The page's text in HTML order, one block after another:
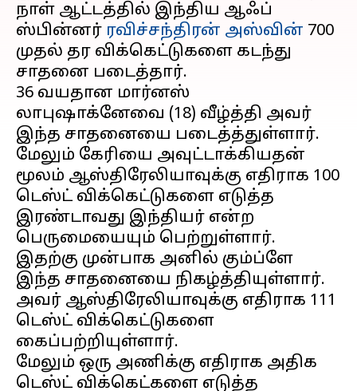
நாள் ஆட்டத்தில் இந்திய ஆஃப்
ஸ்பின்னர் ரவிச்சந்திரன் அஸ்வின் 700
முதல் தர விக்கெட்டுகளை கடந்து
சாதனை படைத்தார்.
36 வயதான மார்னஸ்
லாபுஷாக்னேவை (18) வீழ்த்தி அவர்
இந்த சாதனையை படைத்த்துள்ளார்.
மேலும் கேரியை அவுட்டாக்கியதன்
மூலம் ஆஸ்திரேலியாவுக்கு எதிராக 100
டெஸ்ட் விக்கெட்டுகளை எடுத்த
இரண்டாவது இந்தியர் என்ற
பெருமையையும் பெற்றுள்ளார்.
இதற்கு முன்பாக அனில் கும்ப்ளே
இந்த சாதனையை நிகழ்த்தியுள்ளார்.
அவர் ஆஸ்திரேலியாவுக்கு எதிராக 111
டெஸ்ட் விக்கெட்டுகளை
கைப்பற்றியுள்ளார்.
மேலும் ஒரு அணிக்கு எதிராக அதிக
டெஸ்ட் விக்கெட்களை எடுத்த